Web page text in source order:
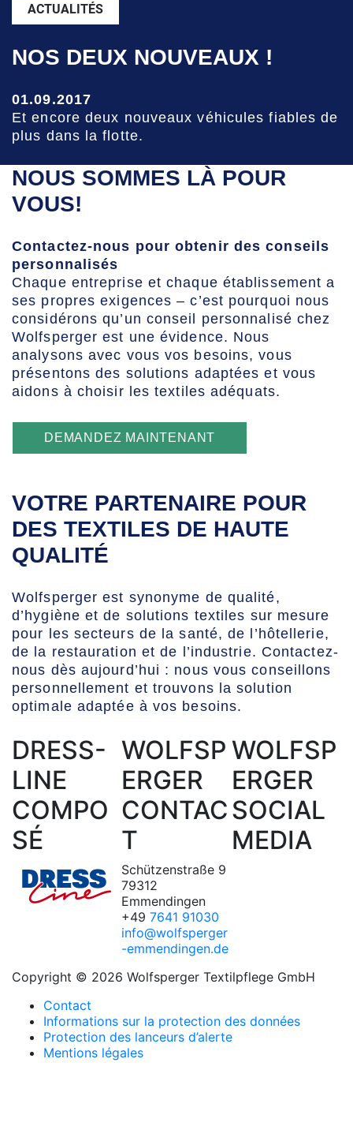
ACTUALITÉS
NOS DEUX NOUVEAUX !
01.09.2017
Et encore deux nouveaux véhicules fiables de
plus dans la flotte.
NOUS SOMMES LÀ POUR
VOUS!
Contactez-nous pour obtenir des conseils
personnalisés
Chaque entreprise et chaque établissement a
ses propres exigences – c’est pourquoi nous
considérons qu’un conseil personnalisé chez
Wolfsperger est une évidence. Nous
analysons avec vous vos besoins, vous
présentons des solutions adaptées et vous
aidons à choisir les textiles adéquats.
DEMANDEZ MAINTENANT
VOTRE PARTENAIRE POUR
DES TEXTILES DE HAUTE
QUALITÉ
Wolfsperger est synonyme de qualité,
d’hygiène et de solutions textiles sur mesure
pour les secteurs de la santé, de l’hôtellerie,
de la restauration et de l’industrie. Contactez-
nous dès aujourd’hui : nous vous conseillons
personnellement et trouvons la solution
optimale adaptée à vos besoins.
DRESS-
LINE
COMPO
SÉ
WOLFSP
ERGER
CONTAC
T
Schützenstraße 9
79312
Emmendingen
+49 7641 91030
info@wolfsperger
-emmendingen.de
WOLFSP
ERGER
SOCIAL
MEDIA
Copyright © 2026 Wolfsperger Textilpflege GmbH
Contact
Informations sur la protection des données
Protection des lanceurs d’alerte
Mentions légales